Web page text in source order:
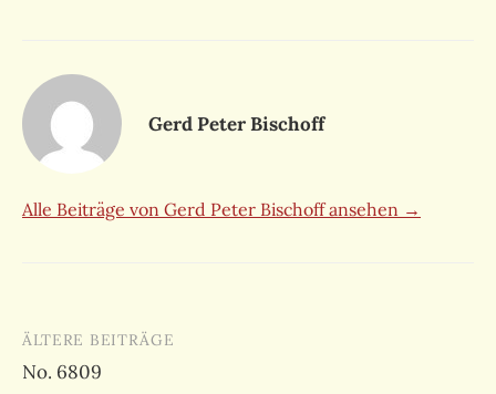
Gerd Peter Bischoff
Alle Beiträge von Gerd Peter Bischoff ansehen →
Beitragsnavigation
ÄLTERE BEITRÄGE
No. 6809